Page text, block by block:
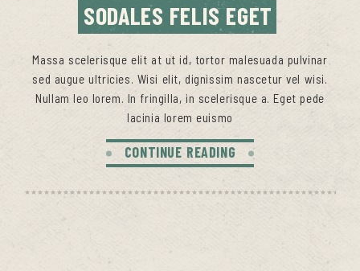
SODALES FELIS EGET
Massa scelerisque elit at ut id, tortor malesuada pulvinar
sed augue ultricies. Wisi elit, dignissim nascetur vel wisi.
Nullam leo lorem. In fringilla, in scelerisque a. Eget pede
lacinia lorem euismo
CONTINUE READING